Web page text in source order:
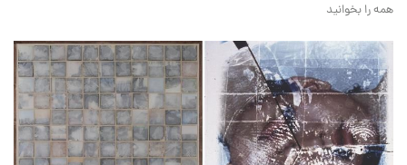
همه را بخوانید